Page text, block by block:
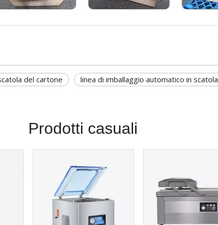
del cartone linea di imballaggio automatico in scatola
Prodotti casuali